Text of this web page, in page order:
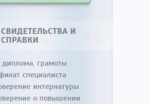
СВИДЕТЕЛЬСТВА И
СПРАВКИ
диплома, грамоты
специалиста
интернатуры
о повышении